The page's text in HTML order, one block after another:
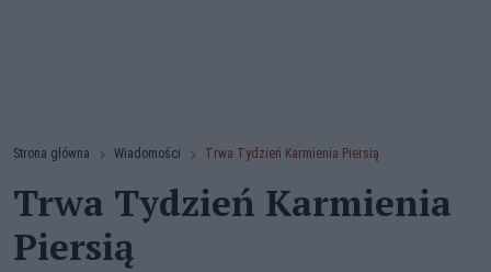
Strona główna Wiadomości Trwa Tydzień Karmienia Piersią
Trwa Tydzień Karmienia
Piersią